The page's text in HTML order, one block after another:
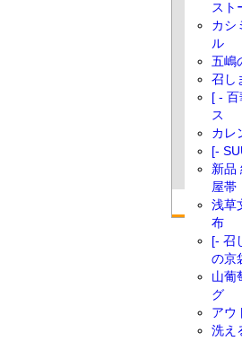
スト
カシ
ル
五嶋
召し
[ -
ス
カレ
[-
新品
屋帯
浅草
布
[- 召
の京
山葡
グ
アウ
洗え